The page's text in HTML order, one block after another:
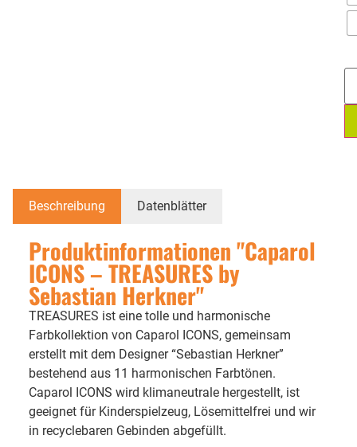
Beschreibung Datenblätter
Produktinformationen "Caparol
ICONS – TREASURES by
Sebastian Herkner"
TREASURES ist eine tolle und harmonische
Farbkollektion von Caparol ICONS, gemeinsam
erstellt mit dem Designer “Sebastian Herkner”
bestehend aus 11 harmonischen Farbtönen.
Caparol ICONS wird klimaneutrale hergestellt, ist
geeignet für Kinderspielzeug, Lösemittelfrei und wir
in recyclebaren Gebinden abgefüllt.